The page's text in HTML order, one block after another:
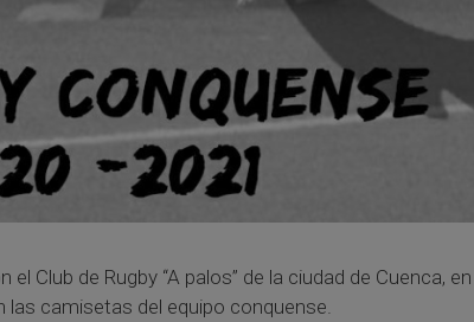
Club de Rugby “A palos” de la ciudad de Cuenca,
camisetas del equipo conquense.